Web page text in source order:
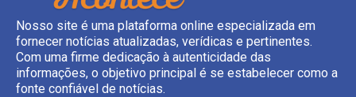
Nosso site é uma plataforma online especializada em
fornecer notícias atualizadas, verídicas e pertinentes.
Com uma firme dedicação à autenticidade das
informações, o objetivo principal é se estabelecer como a
fonte confiável de notícias.